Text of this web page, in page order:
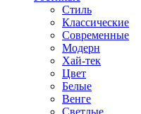
Стиль
Классические
Современные
Модерн
Хай-тек
Цвет
Белые
Венге
Светлые